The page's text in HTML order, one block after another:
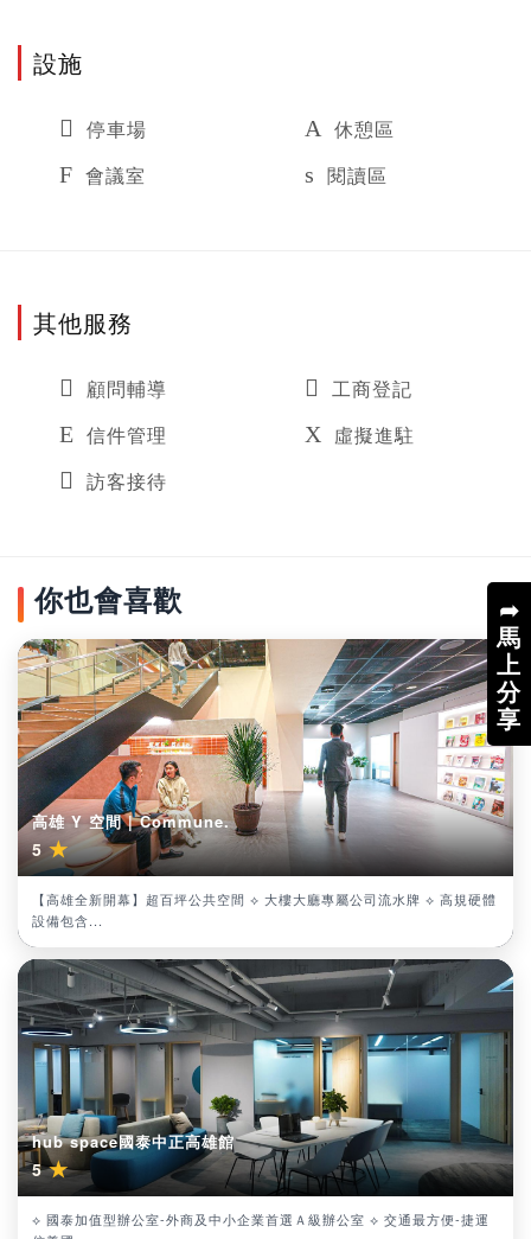
➦
馬
上
分
享
設施
停車場
休憩區
會議室
閱讀區
其他服務
顧問輔導
工商登記
信件管理
虛擬進駐
訪客接待
你也會喜歡
高雄 Y 空間 | Commune.
5★
【高雄全新開幕】超百坪公共空間 ⟡ 大樓大廳專屬公司流水牌 ⟡ 高規硬體
設備包含...
hub space國泰中正高雄館
5★
⟡ 國泰加值型辦公室-外商及中小企業首選Ａ級辦公室 ⟡ 交通最方便-捷運